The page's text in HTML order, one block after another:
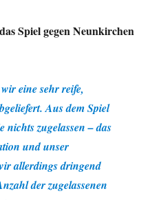
Spiel gegen Neunkirchen
eine sehr reife,
Aus dem Spiel
nichts zugelassen – das
und unser
allerdings dringend
der zugelassenen